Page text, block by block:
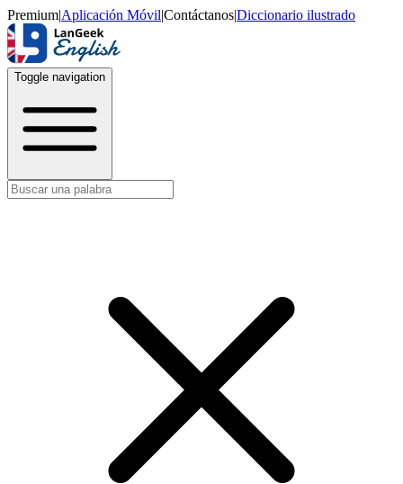
Premium|Aplicación Móvil|Contáctanos|Diccionario ilustrado
Toggle navigation